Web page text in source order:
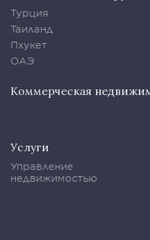
Турция
Таиланд
Пхукет
ОАЭ
Коммерческая
Услуги
Управление
недвижимостью